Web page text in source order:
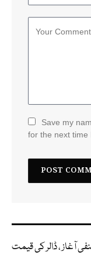
Save my
for the next time
آغاز ، ڈالر کی قیمت